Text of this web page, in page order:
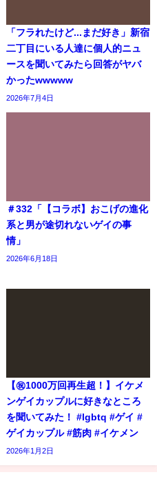
「フラれたけど...まだ好き」新宿
二丁目にいる人達に個人的ニュ
ースを聞いてみたら回答がヤバ
かったwwwww
2026年7月4日
＃332「【コラボ】おこげの進化
系と男が途切れないゲイの事
情」
2026年6月18日
【㊗️1000万回再生超！】イケメ
ンゲイカップルに好きなところ
を聞いてみた！ #lgbtq #ゲイ #
ゲイカップル #筋肉 #イケメン
2026年1月2日